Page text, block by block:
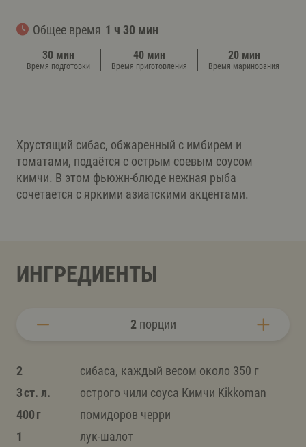
Общее время 1 ч 30 мин
30 мин
Время подготовки
40 мин
Время приготовления
20 мин
Время маринования
Хрустящий сибас, обжаренный с имбирем и
томатами, подаётся с острым соевым соусом
кимчи. В этом фьюжн-блюде нежная рыба
сочетается с яркими азиатскими акцентами.
ИНГРЕДИЕНТЫ
2порции
2
сибаса, каждый весом около 350 г
3 ст. л.
острого чили соуса Кимчи Kikkoman
400 г
помидоров черри
1
лук-шалот